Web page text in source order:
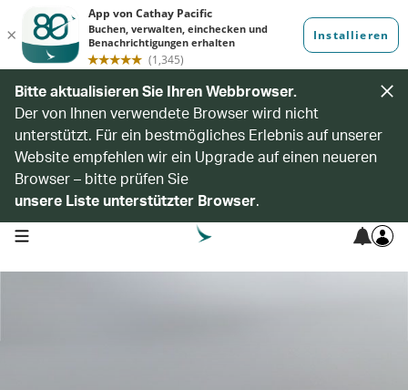
Bitte aktualisieren Sie Ihren Webbrowser.
Der von Ihnen verwendete Browser wird nicht
unterstützt. Für ein bestmögliches Erlebnis auf unserer
Website empfehlen wir ein Upgrade auf einen neueren
Browser – bitte prüfen Sie
unsere Liste unterstützter Browser.
open navigation menu